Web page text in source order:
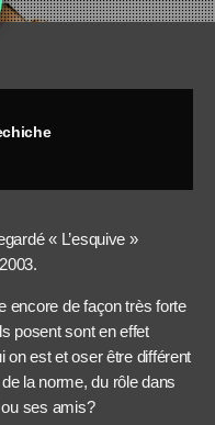
« L’esquive »
encore de façon très forte
posent sont en effet
est et oser être différent
la norme, du rôle dans
ses amis?